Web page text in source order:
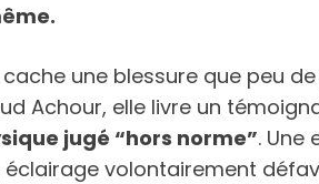
une blessure que peu
Achour, elle livre un
jugé “hors norme”. Une
éclairage volontairement